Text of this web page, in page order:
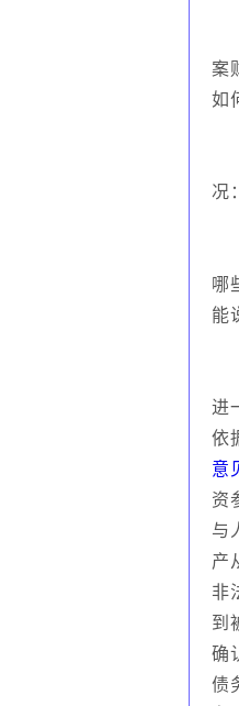
案
如
况：
哪
能
进
依
意
资
与
产
非
到
确
债